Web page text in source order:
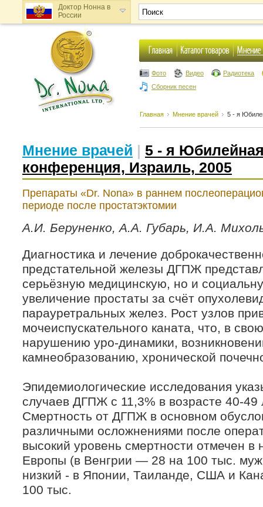
Доктор Нонна в
России
Доктор Нонна в
Украине
Фото Видео
Радиотека
Сборник песен
Главная Мнение врачей 5 - я
Мнение врачей | 5 - я
конференция, Израиль, 2005
Препараты «Dr. Nona» в раннем
периоде после простатэктомии
А.И. Беруненко, А.А. Губарь, И.А.
Диагностика и лечение
предстательной железы ДГПЖ
серьёзную медицинскую, но и
увеличение простаты за счёт
парауретральных желез. Рост узлов
мочеиспускательного каната, что, в
нарушению уро-динамики,
камнеобразованию, хронической
Эпидемиологические исследования
случаев ДГПЖ с 11,3% в возрасте 40-49
Смертность от ДГПЖ в основном
различными осложнениями после
высокий уровень смертности отмечен в
Европы (в Венгрии — 28 на 100 тыс.
низкий - в Японии, Таиланде, США и
100 тыс.